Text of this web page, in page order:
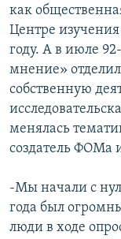
как
Центре
году. А в июле
мнение»
собственную
менялась
создатель ФОМа
-Мы начали с
года был
люди в ходе